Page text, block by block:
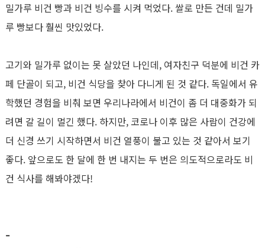
밀가루 비건 빵과 비건 빙수를 시켜 먹었다. 쌀로 만든 건데 밀가
루 빵보다 훨씬 맛있었다.
고기와 밀가루 없이는 못 살았던 나인데, 여자친구 덕분에 비건 카
페 단골이 되고, 비건 식당을 찾아 다니게 된 것 같다. 독일에서 유
학했던 경험을 비춰 보면 우리나라에서 비건이 좀 더 대중화가 되
려면 갈 길이 멀긴 했다. 하지만, 코로나 이후 많은 사람이 건강에
더 신경 쓰기 시작하면서 비건 열풍이 불고 있는 것 같아서 보기
좋다. 앞으로도 한 달에 한 번 내지는 두 번은 의도적으로라도 비
건 식사를 해봐야겠다!
-